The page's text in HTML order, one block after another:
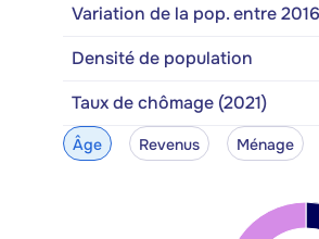
Variation de la pop. entre
Densité de population
Taux de chômage (2021)
Âge Revenus Ménage